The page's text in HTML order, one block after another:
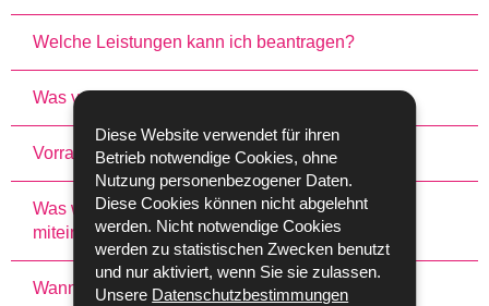
Diese Website verwendet für ihren
Betrieb notwendige Cookies, ohne
Nutzung personenbezogener Daten.
Diese Cookies können nicht abgelehnt
werden. Nicht notwendige Cookies
werden zu statistischen Zwecken benutzt
und nur aktiviert, wenn Sie sie zulassen.
Unsere Datenschutzbestimmungen
Welche Leistungen kann ich beantragen?
Was versteht man unter Differenzbeträgen?
Vorrangig oder nachrangig?
Was wird in die Berechnung der Differenzbezüge
miteinbezogen?
Wann werden die Differenzbeträge gezahlt?